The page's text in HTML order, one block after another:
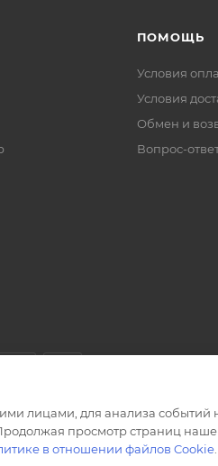
ПОМОЩЬ
Условия
Условия
Обмен и
Вопрос-
лицами, для анализа событий
просмотр страниц
в отношении файлов Cookie